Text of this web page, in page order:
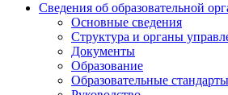
Сведения об образовательной
Основные сведения
Структура и органы
Документы
Образование
Образовательные